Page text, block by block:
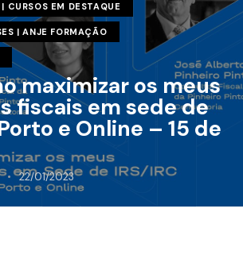
CURSOS EM DESTAQUE
| ANJE FORMAÇÃO
maximizar os meus
fiscais em sede de
e Online – 15 de
22/01/2023